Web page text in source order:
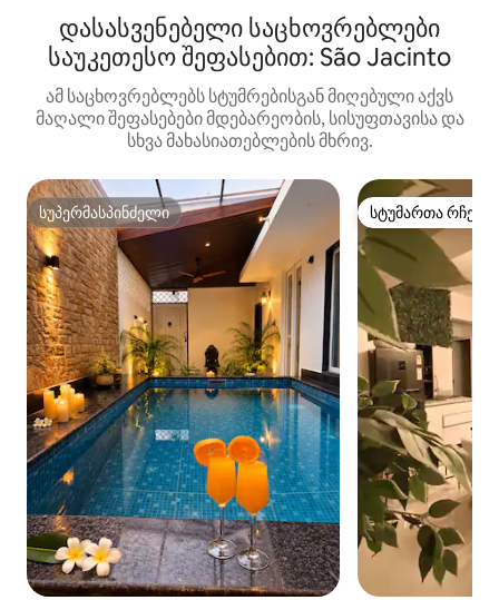
დასასვენებელი საცხოვრებლები
საუკეთესო შეფასებით: São Jacinto
ამ საცხოვრებლებს სტუმრებისგან მიღებული აქვს
მაღალი შეფასებები მდებარეობის, სისუფთავისა და
სხვა მახასიათებლების მხრივ.
სუპერმასპინძელი
სუპერმასპინძელი სტუმართა
სტუმართა